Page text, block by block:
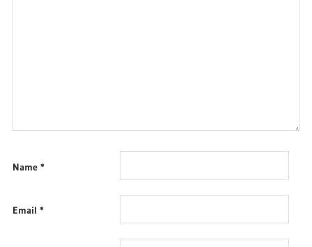
Name *
Email *